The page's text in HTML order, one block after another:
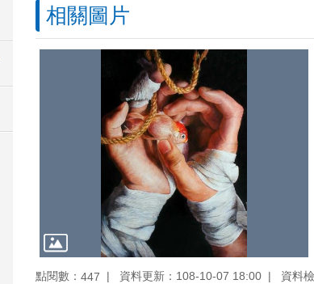
相關圖片
點閱數： 447 資料更新：108-10-07 18:00 資料